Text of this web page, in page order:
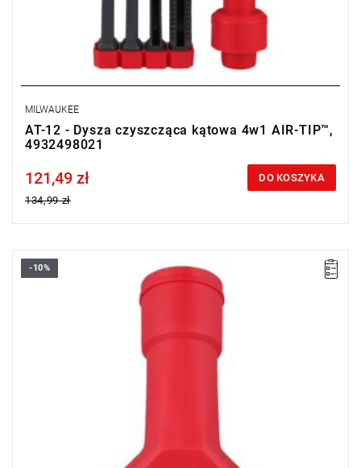
MILWAUKEE
AT-12 - Dysza czyszcząca kątowa 4w1 AIR-TIP™,
4932498021
Price tax included
121,49 zł
134,99 zł
DO KOSZYKA
-10%